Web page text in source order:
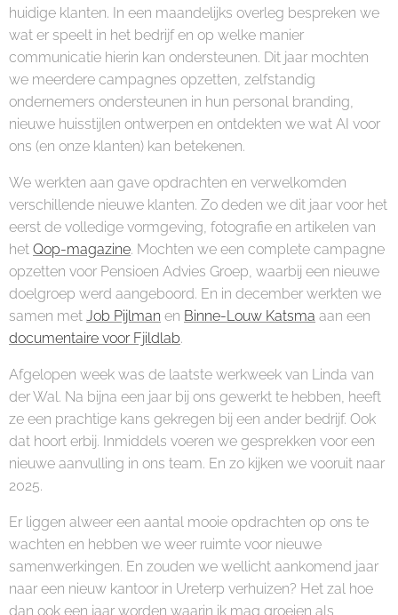
huidige klanten. In een maandelijks overleg bespreken we
wat er speelt in het bedrijf en op welke manier
communicatie hierin kan ondersteunen. Dit jaar mochten
we meerdere campagnes opzetten, zelfstandig
ondernemers ondersteunen in hun personal branding,
nieuwe huisstijlen ontwerpen en ontdekten we wat AI voor
ons (en onze klanten) kan betekenen.
We werkten aan gave opdrachten en verwelkomden
verschillende nieuwe klanten. Zo deden we dit jaar voor het
eerst de volledige vormgeving, fotografie en artikelen van
het Qop-magazine. Mochten we een complete campagne
opzetten voor Pensioen Advies Groep, waarbij een nieuwe
doelgroep werd aangeboord. En in december werkten we
samen met Job Pijlman en Binne-Louw Katsma aan een
documentaire voor Fjildlab.
Afgelopen week was de laatste werkweek van Linda van
der Wal. Na bijna een jaar bij ons gewerkt te hebben, heeft
ze een prachtige kans gekregen bij een ander bedrijf. Ook
dat hoort erbij. Inmiddels voeren we gesprekken voor een
nieuwe aanvulling in ons team. En zo kijken we vooruit naar
2025.
Er liggen alweer een aantal mooie opdrachten op ons te
wachten en hebben we weer ruimte voor nieuwe
samenwerkingen. En zouden we wellicht aankomend jaar
naar een nieuw kantoor in Ureterp verhuizen? Het zal hoe
dan ook een jaar worden waarin ik mag groeien als